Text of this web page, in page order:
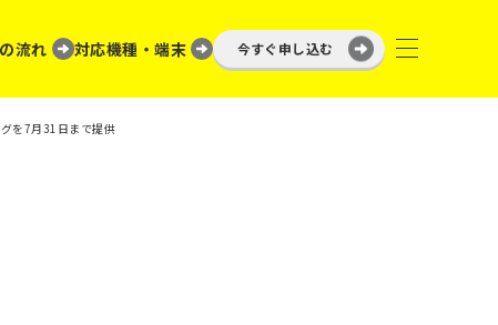
流れ 対応機種・端末 今すぐ申し込む
を7月31日まで提供